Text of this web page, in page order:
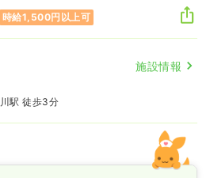
時給1,500円以上可
施設情報
駅 徒歩3分